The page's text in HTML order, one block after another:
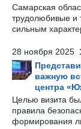
Самарская
трудолюбивые и
сильным
28 ноября 2025
важную
центра
Целью визита
правила
формирования